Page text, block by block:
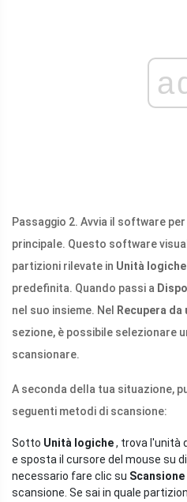
Passaggio 2. Avvia il software
principale. Questo software
partizioni rilevate in Unità logiche
predefinita. Quando passi a
nel suo insieme. Nel
Recupera
sezione, è possibile selezionare
scansionare.
A seconda della tua situazione,
seguenti metodi di scansione:
Sotto Unità logiche, trova l'unità
e sposta il cursore del mouse su
necessario fare clic su Scansione
scansione. Se sai in quale